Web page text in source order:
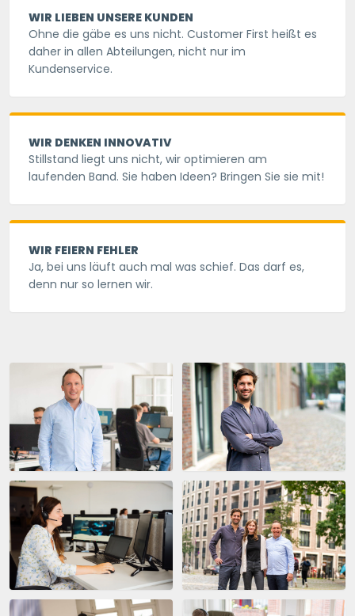
WIR LIEBEN UNSERE KUNDEN
Ohne die gäbe es uns nicht. Customer First heißt es
daher in allen Abteilungen, nicht nur im
Kundenservice.
WIR DENKEN INNOVATIV
Stillstand liegt uns nicht, wir optimieren am
laufenden Band. Sie haben Ideen? Bringen Sie sie mit!
WIR FEIERN FEHLER
Ja, bei uns läuft auch mal was schief. Das darf es,
denn nur so lernen wir.